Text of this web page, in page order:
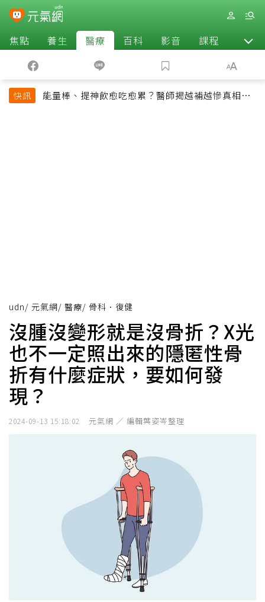
焦點 養生 醫療 百科 影音 課程 退休
快訊
能量棒、提神飲愈吃愈累？醫師揭越補越慘真相：
udn/ 元氣網/ 醫療/ 骨科．復健
沒腫沒變形就是沒骨折？X光
也不一定照出來的隱匿性骨
折有什麼症狀，要如何發
現？
2024-09-13 15:18:02 元氣網 ／ 編輯葉姿岑整理